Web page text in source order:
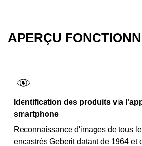
APERÇU
Identification des produits via
smartphone
Reconnaissance d'images de tous
encastrés Geberit datant de 1964 et